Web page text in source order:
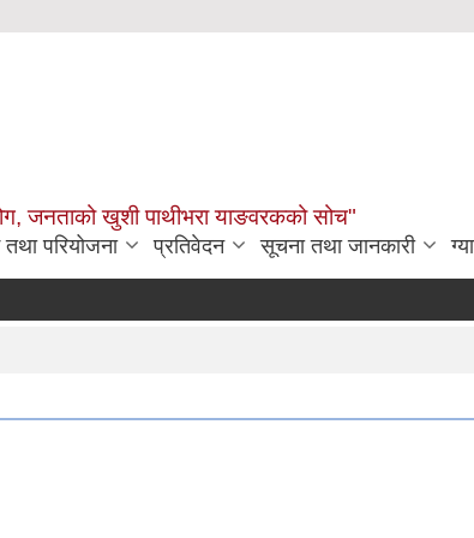
जनताको खुशी पाथीभरा याङवरकको सोच"
परियोजना प्रतिवेदन सूचना तथा जानकारी